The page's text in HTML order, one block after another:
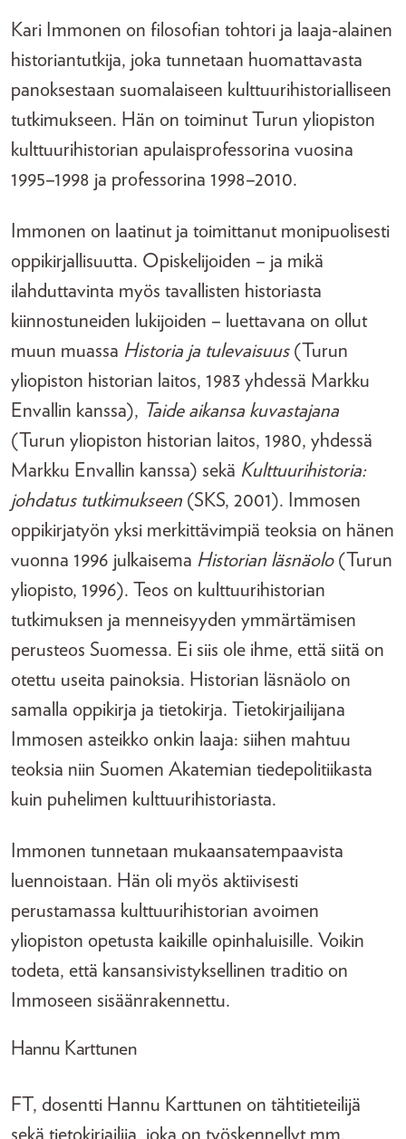
Kari Immonen on filosofian tohtori ja laaja-alainen
historiantutkija, joka tunnetaan huomattavasta
panoksestaan suomalaiseen kulttuurihistorialliseen
tutkimukseen. Hän on toiminut Turun yliopiston
kulttuurihistorian apulaisprofessorina vuosina
1995–1998 ja professorina 1998–2010.
Immonen on laatinut ja toimittanut monipuolisesti
oppikirjallisuutta. Opiskelijoiden – ja mikä
ilahduttavinta myös tavallisten historiasta
kiinnostuneiden lukijoiden – luettavana on ollut
muun muassa Historia ja tulevaisuus(Turun
yliopiston historian laitos, 1983 yhdessä Markku
Envallin kanssa), Taide aikansa kuvastajana
(Turun yliopiston historian laitos, 1980, yhdessä
Markku Envallin kanssa) sekä Kulttuurihistoria:
johdatus tutkimukseen (SKS, 2001). Immosen
oppikirjatyön yksi merkittävimpiä teoksia on hänen
vuonna 1996 julkaisema Historian läsnäolo(Turun
yliopisto, 1996). Teos on kulttuurihistorian
tutkimuksen ja menneisyyden ymmärtämisen
perusteos Suomessa. Ei siis ole ihme, että siitä on
otettu useita painoksia. Historian läsnäolo on
samalla oppikirja ja tietokirja. Tietokirjailijana
Immosen asteikko onkin laaja: siihen mahtuu
teoksia niin Suomen Akatemian tiedepolitiikasta
kuin puhelimen kulttuurihistoriasta.
Immonen tunnetaan mukaansatempaavista
luennoistaan. Hän oli myös aktiivisesti
perustamassa kulttuurihistorian avoimen
yliopiston opetusta kaikille opinhaluisille. Voikin
todeta, että kansansivistyksellinen traditio on
Immoseen sisäänrakennettu.
Hannu Karttunen
FT, dosentti Hannu Karttunen on tähtitieteilijä
sekä tietokirjailija, joka on työskennellyt mm.